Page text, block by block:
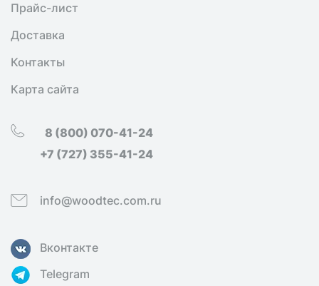
Прайс-лист
Доставка
Контакты
Карта сайта
8 (800) 070-41-24
+7 (727) 355-41-24
info@woodtec.com.ru
Вконтакте
Telegram